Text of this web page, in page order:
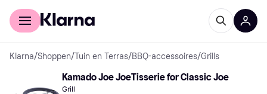
Voor shoppers
Klarna/Shoppen/Tuin en Terras/BBQ-accessoires/Grills
Kamado Joe JoeTisserie for Classic Joe
Grill